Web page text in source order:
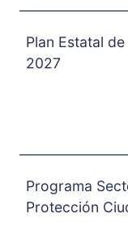
Plan Estatal
2027
Programa
Protección